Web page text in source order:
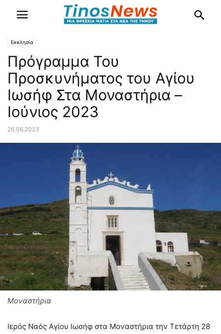
Εκκλησία
Πρόγραμμα Του
Προσκυνήματος του Αγίου
Ιωσήφ Στα Μοναστήρια –
Ιούνιος 2023
26.06.2023
Μοναστήρια
Ιερός Ναός Αγίου Ιωσήφ στα Μοναστήρια την Τετάρτη 28